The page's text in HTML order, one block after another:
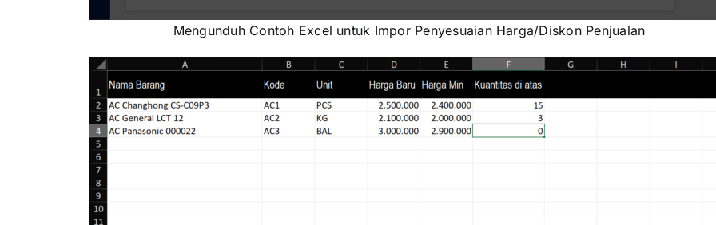
Mengunduh Contoh Excel untuk Impor Penyesuaian Harga/Diskon Penjualan